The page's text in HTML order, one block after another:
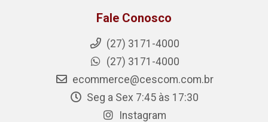
Fale Conosco
(27) 3171-4000
(27) 3171-4000
ecommerce@cescom.com.br
Seg a Sex 7:45 às 17:30
Instagram